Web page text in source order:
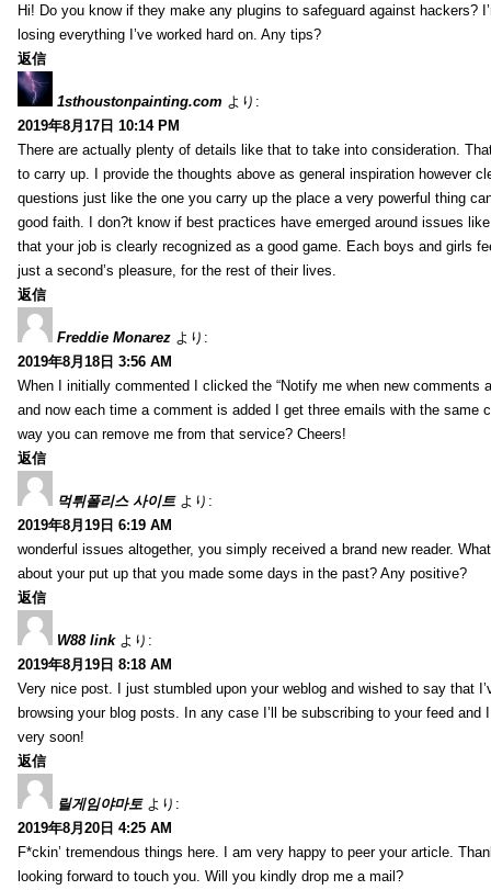
Hi! Do you know if they make any plugins to safeguard against hackers?
losing everything I’ve worked hard on. Any tips?
返信
1sthoustonpainting.com より:
2019年8月17日 10:14 PM
There are actually plenty of details like that to take into consideration.
to carry up. I provide the thoughts above as general inspiration however
questions just like the one you carry up the place a very powerful thing
good faith. I don?t know if best practices have emerged around issues
that your job is clearly recognized as a good game. Each boys and girls
just a second’s pleasure, for the rest of their lives.
返信
Freddie Monarez より:
2019年8月18日 3:56 AM
When I initially commented I clicked the “Notify me when new comments
and now each time a comment is added I get three emails with the same
way you can remove me from that service? Cheers!
返信
먹튀폴리스 사이트 より:
2019年8月19日 6:19 AM
wonderful issues altogether, you simply received a brand new reader.
about your put up that you made some days in the past? Any positive?
返信
W88 link より:
2019年8月19日 8:18 AM
Very nice post. I just stumbled upon your weblog and wished to say that
browsing your blog posts. In any case I’ll be subscribing to your feed and
very soon!
返信
릴게임야마토 より:
2019年8月20日 4:25 AM
F*ckin’ tremendous things here. I am very happy to peer your article.
looking forward to touch you. Will you kindly drop me a mail?